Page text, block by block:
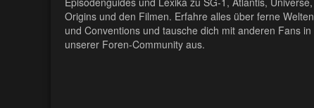
Origins und den Filmen. Erfahre alles über ferne Welten
und Conventions und tausche dich mit anderen Fans in
unserer Foren-Community aus.